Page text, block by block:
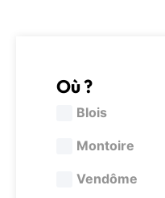
Où ?
Blois
Montoire
Vendôme